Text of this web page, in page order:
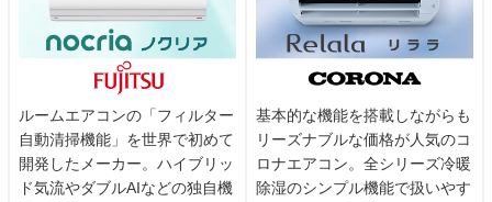
ルームエアコンの「フィルター
自動清掃機能」を世界で初めて
開発したメーカー。ハイブリッ
ド気流やダブルAIなどの独自機
基本的な機能を搭載しながらも
リーズナブルな価格が人気のコ
ロナエアコン。全シリーズ冷暖
除湿のシンプル機能で扱いやす